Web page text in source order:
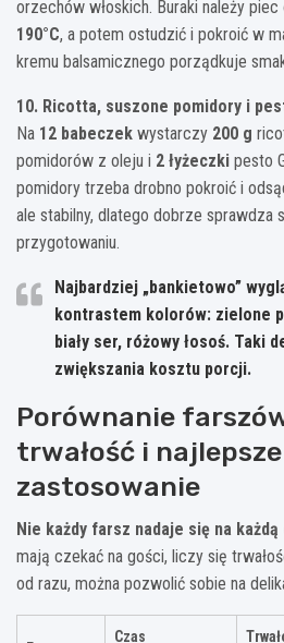
orzechów włoskich. Buraki należy piec
190°C, a potem ostudzić i pokroić w
kremu balsamicznego porządkuje
10. Ricotta, suszone pomidory i
Na 12 babeczek wystarczy 200 g
pomidorów z oleju i 2 łyżeczki pesto
pomidory trzeba drobno pokroić i
ale stabilny, dlatego dobrze sprawdza
przygotowaniu.
Najbardziej „bankietowo”
kontrastem kolorów: zielone
biały ser, różowy łosoś. Taki
zwiększania kosztu porcji.
Porównanie
trwałość i najlepsze
zastosowanie
Nie każdy farsz nadaje się na
mają czekać na gości, liczy się
od razu, można pozwolić sobie na
Czas